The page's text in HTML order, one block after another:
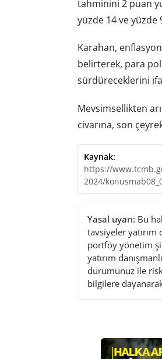
tahminini 2 puan
yüzde 14 ve
Karahan,
belirterek, para
sürdüreceklerini
Mevsimsellikten
civarına, son
Kaynak:
https://
2024/
Yasal uyarı: Bu
tavsiyeler yatırım
portföy yönetim
yatırım
durumunuz ile
bilgilere